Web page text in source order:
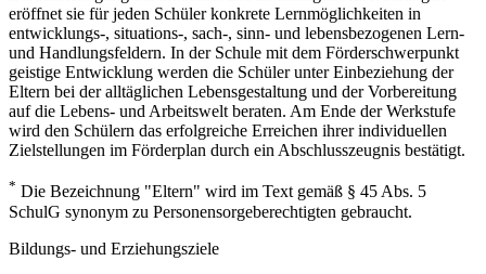
eröffnet sie für jeden Schüler konkrete Lernmöglichkeiten in
entwicklungs-, situations-, sach-, sinn- und lebensbezogenen Lern-
und Handlungsfeldern. In der Schule mit dem Förderschwerpunkt
geistige Entwicklung werden die Schüler unter Einbeziehung der
Eltern bei der alltäglichen Lebensgestaltung und der Vorbereitung
auf die Lebens- und Arbeitswelt beraten. Am Ende der Werkstufe
wird den Schülern das erfolgreiche Erreichen ihrer individuellen
Zielstellungen im Förderplan durch ein Abschlusszeugnis bestätigt.
* Die Bezeichnung "Eltern" wird im Text gemäß § 45 Abs. 5
SchulG synonym zu Personensorgeberechtigten gebraucht.
Bildungs- und Erziehungsziele